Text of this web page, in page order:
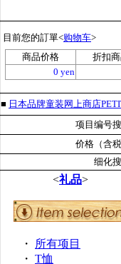
目前您的訂單<购物车>
商品价格
折扣
0 yen
■ 日本品牌童装网上商店
项目编号
价格（含
细化
<礼品>
・ 所有项目
・ T恤